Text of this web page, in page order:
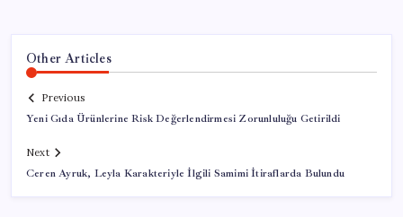
Other Articles
Previous
Yeni Gıda Ürünlerine Risk Değerlendirmesi Zorunluluğu Getirildi
Next
Ceren Ayruk, Leyla Karakteriyle İlgili Samimi İtiraflarda Bulundu